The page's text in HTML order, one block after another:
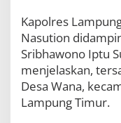
Kapolres
Nasution
Sribhawono Iptu
menjelaskan,
Desa Wana,
Lampung Timur.